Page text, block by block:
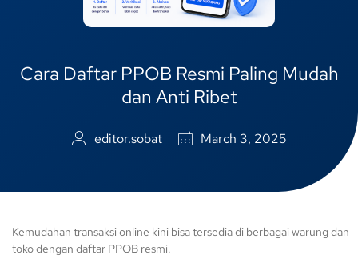
Cara Daftar PPOB Resmi Paling Mudah
dan Anti Ribet
editor.sobat March 3, 2025
Kemudahan transaksi online kini bisa tersedia di berbagai warung dan
toko dengan daftar PPOB resmi.